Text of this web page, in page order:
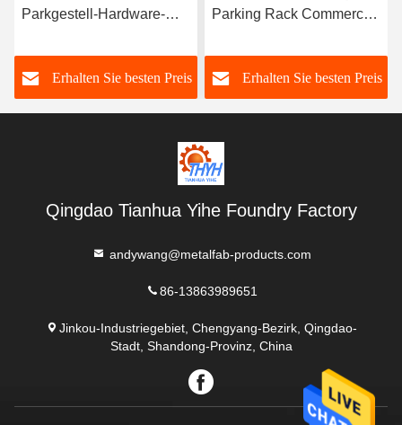
Parkgestell-Hardware-
fertigte besonders an
Erhalten Sie besten Preis
Parking Rack Commercial
Erhalten Sie besten Preis
Qingdao Tianhua Yihe Foundry Factory
andywang@metalfab-products.com
86-13863989651
Jinkou-Industriegebiet, Chengyang-Bezirk, Qingdao-
Stadt, Shandong-Provinz, China